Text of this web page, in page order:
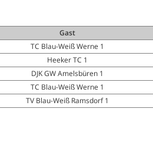
Gast
TC Blau-Weiß Werne 1
Heeker TC 1
DJK GW Amelsbüren 1
TC Blau-Weiß Werne 1
TV Blau-Weiß Ramsdorf 1